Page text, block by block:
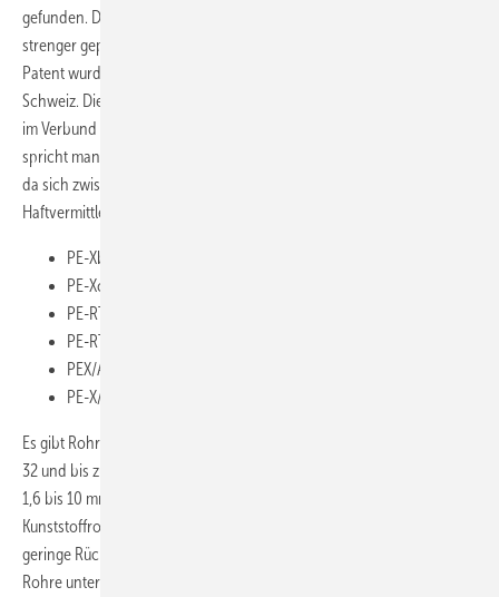
gefunden. Dies ist auch dem Umstand geschuldet, dass es kaum einen
strenger geprüften und überwachten Rohrleitungstyp gibt. Das erste
Patent wurde 1974 erteilt, die Serienproduktion begann 1984 in der
Schweiz. Die Rohre bestehen aus drei Schichten (
im Verbund die Vorteile von Kunststoff und Metall. Im Fachjargon
spricht man auch von fünfschichtigen Mehrschicht-Verbundrohren,
da sich zwischen den einzelnen Materialschichten noch eine
Haftvermittlerschicht befindet. Gängige Werkstoffkombinationen sind:
PE-Xb/AL/PE-RT
PE-Xc/AL/PE-RT
PE-RT/AL/PE-RT
PE-RT/AL/PE-HD
PEX/AL/PE
PE-X/AL/PE
Es gibt Rohre mit einem Außendurchmesser von 12, 14, 16, 18, 20, 26,
32 und bis zu 110 mm, die Wandstärke erreicht (dimensionsabhängig)
1,6 bis 10 mm. Die Rohre sind im Gegensatz zu reinen
Kunststoffrohren leichter zu biegen und zeigen keine oder eine nur
geringe Rückbiegung. Durch die Aluminium-Zwischenschicht sind die
Rohre unter anderem weitestgehend für Sauerstoff undurchlässig